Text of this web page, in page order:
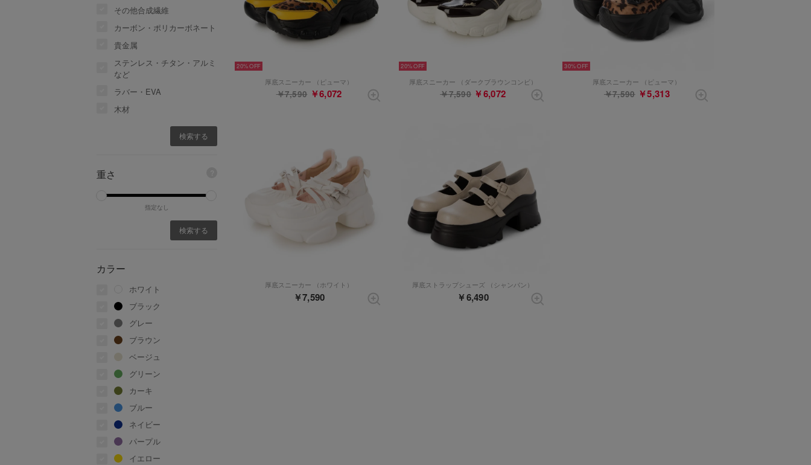
その他合成繊維
カーボン・ポリカーボネート
貴金属
ステンレス・チタン・アルミ
など
ラバー・EVA
木材
重さ
指定なし
カラー
ホワイト
ブラック
グレー
ブラウン
ベージュ
グリーン
カーキ
ブルー
ネイビー
パープル
イエロー
20%
厚底スニーカー （ピューマ）
￥7,590 ￥6,072
20%
厚底スニーカー （ダークブラウンコンビ）
￥7,590 ￥6,072
30%
厚底スニーカー （ピューマ）
￥7,590 ￥5,313
厚底スニーカー （ホワイト）
￥7,590
厚底ストラップシューズ （シャンパン）
￥6,490